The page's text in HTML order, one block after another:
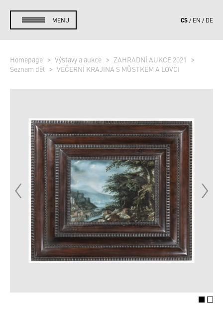
MENU CS EN DE
Homepage Výstavy a aukce
ZAHRADNÍ AUKCE 2021
Seznam děl
VEČERNÍ KRAJINA S MŮSTKEM A LOVCI